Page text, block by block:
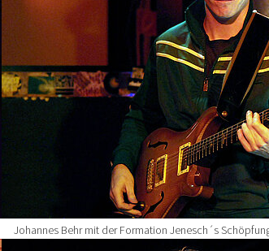
Johannes Behr mit der Formation Jenesch´s